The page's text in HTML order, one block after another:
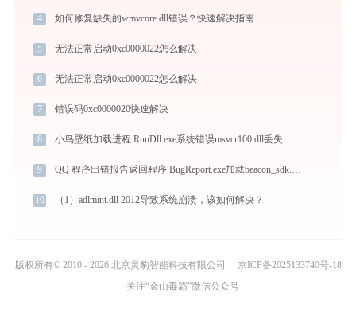
4 如何修复缺失的wmvcore.dll错误？快速解决指南
5 无法正常启动0xc0000022怎么解决
6 无法正常启动0xc0000022怎么解决
7 错误码0xc0000020快速解决
8 小鸟壁纸加载进程 RunDll.exe系统错误msvcr100.dll丢失如何解决
9 QQ 程序出错报告返回程序 BugReport.exe加载beacon_sdk.dll文件丢失处理办法
10 （1）adlmint.dll 2012导致系统崩溃，该如何解决？
版权所有© 2010 - 2026 北京灵豹智能科技有限公司
京ICP备2025133740号-18
关注“金山毒霸”微信公众号